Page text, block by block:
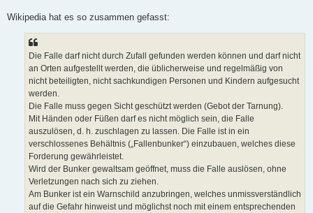
Wikipedia hat es so zusammen gefasst:
Die Falle darf nicht durch Zufall gefunden werden können und darf nicht
an Orten aufgestellt werden, die üblicherweise und regelmäßig von
nicht beteiligten, nicht sachkundigen Personen und Kindern aufgesucht
werden.
Die Falle muss gegen Sicht geschützt werden (Gebot der Tarnung).
Mit Händen oder Füßen darf es nicht möglich sein, die Falle
auszulösen, d. h. zuschlagen zu lassen. Die Falle ist in ein
verschlossenes Behältnis („Fallenbunker“) einzubauen, welches diese
Forderung gewährleistet.
Wird der Bunker gewaltsam geöffnet, muss die Falle auslösen, ohne
Verletzungen nach sich zu ziehen.
Am Bunker ist ein Warnschild anzubringen, welches unmissverständlich
auf die Gefahr hinweist und möglichst noch mit einem entsprechenden